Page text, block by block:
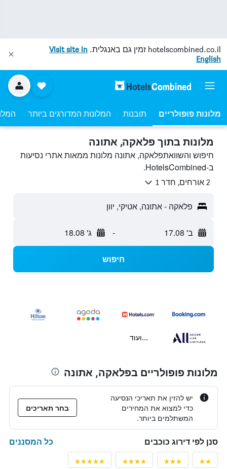
hotelscombined.co.il זמין גם באנגלית. Visit site in
English
מלונות פופולריים תובנות המלונות המדורגים ביותר
מלונות בתוך פלאקה, אתונה
חיפוש והשוואתפלאקה, אתונה מלונות ממאות אתרי נסיעות
ב-HotelsCombined.
2 אורחים, חדר 1
פלאקה - אתונה, אטיקי, יוון
ב' 17.08 - ג' 18.08
חיפוש
...ועוד
מלונות פופולריים בפלאקה, אתונה
יש להזין את תאריכי הנסיעה
כדי למצוא את המחירים
המשתלמים ביותר.
בחר תאריכים
סנן לפי דירוג כוכבים כל המסננים